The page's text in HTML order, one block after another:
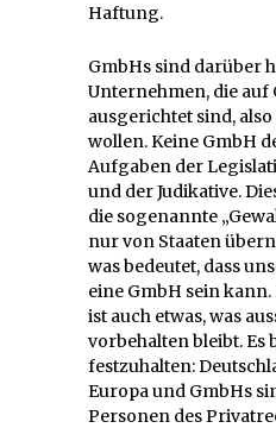
Haftung.
GmbHs sind darüber
Unternehmen, die auf
ausgerichtet sind,
wollen. Keine GmbH
Aufgaben der
und der Judikative.
die sogenannte
nur von Staaten
was bedeutet, dass
eine GmbH sein
ist auch etwas, was
vorbehalten bleibt. Es
festzuhalten:
Europa und GmbHs
Personen des